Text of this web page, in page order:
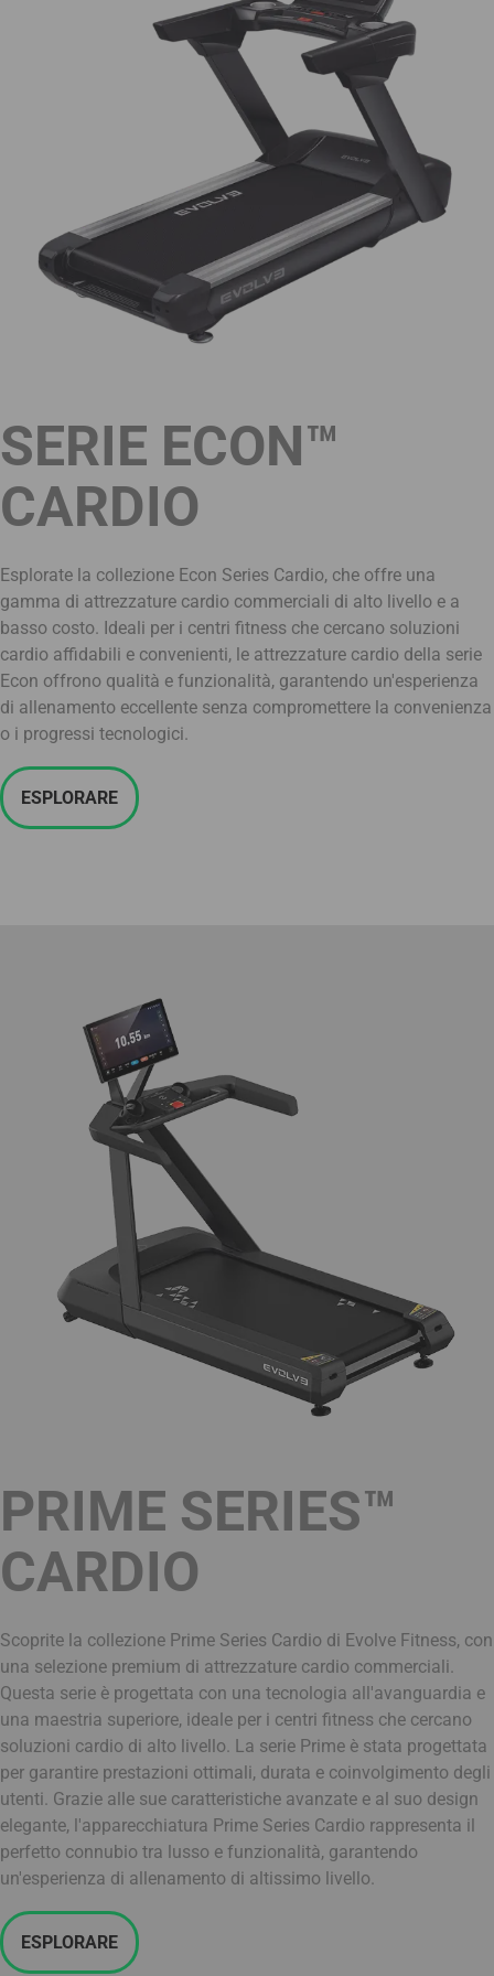
SERIE ECON™
CARDIO
Esplorate la collezione Econ Series Cardio, che offre una
gamma di attrezzature cardio commerciali di alto livello e a
basso costo. Ideali per i centri fitness che cercano soluzioni
cardio affidabili e convenienti, le attrezzature cardio della serie
Econ offrono qualità e funzionalità, garantendo un'esperienza
di allenamento eccellente senza compromettere la convenienza
o i progressi tecnologici.
ESPLORARE
PRIME SERIES™
CARDIO
Scoprite la collezione Prime Series Cardio di Evolve Fitness, con
una selezione premium di attrezzature cardio commerciali.
Questa serie è progettata con una tecnologia all'avanguardia e
una maestria superiore, ideale per i centri fitness che cercano
soluzioni cardio di alto livello. La serie Prime è stata progettata
per garantire prestazioni ottimali, durata e coinvolgimento degli
utenti. Grazie alle sue caratteristiche avanzate e al suo design
elegante, l'apparecchiatura Prime Series Cardio rappresenta il
perfetto connubio tra lusso e funzionalità, garantendo
un'esperienza di allenamento di altissimo livello.
ESPLORARE